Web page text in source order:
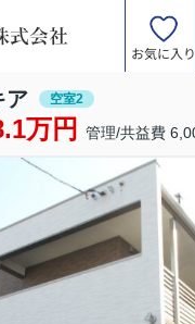
お気に入り
ア 空室2
万円 管理/共益費